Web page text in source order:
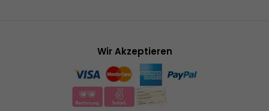
Wir Akzeptieren